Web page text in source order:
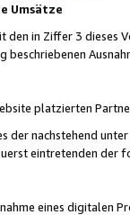
Umsätze
den in Ziffer 3
platzierten
nachstehend
eintretenden der
eines digitalen